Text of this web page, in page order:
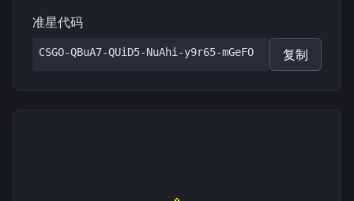
准星代码
CSGO-QBuA7-QUiD5-NuAhi-y9r65-mGeFO 复制